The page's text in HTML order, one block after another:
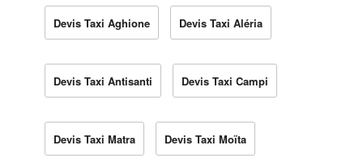
Devis Taxi Aghione Devis Taxi Aléria
Devis Taxi Antisanti Devis Taxi Campi
Devis Taxi Matra Devis Taxi Moïta